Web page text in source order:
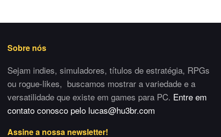
Sobre nós
Sejam indies, simuladores, títulos de estratégia, RPGs
ou rogue-likes, buscamos mostrar a variedade e a
versatilidade que existe em games para PC. Entre em
contato conosco pelo lucas@hu3br.com
Assine a nossa newsletter!